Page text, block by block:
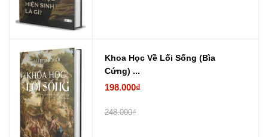
Khoa Học Về Lối Sống (Bìa
Cứng) ...
198.000₫
248.000₫